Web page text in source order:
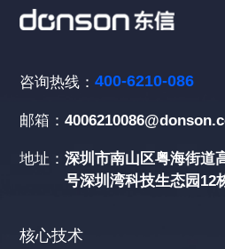
咨询热线：400-6210-086
邮箱：
地址：深圳市南山区粤海街道
号深圳湾科技生态园12
核心技术